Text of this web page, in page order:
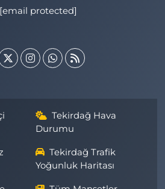
[email protected]
Tekirdağ Hava
Durumu
Tekirdağ Trafik
Yoğunluk Haritası